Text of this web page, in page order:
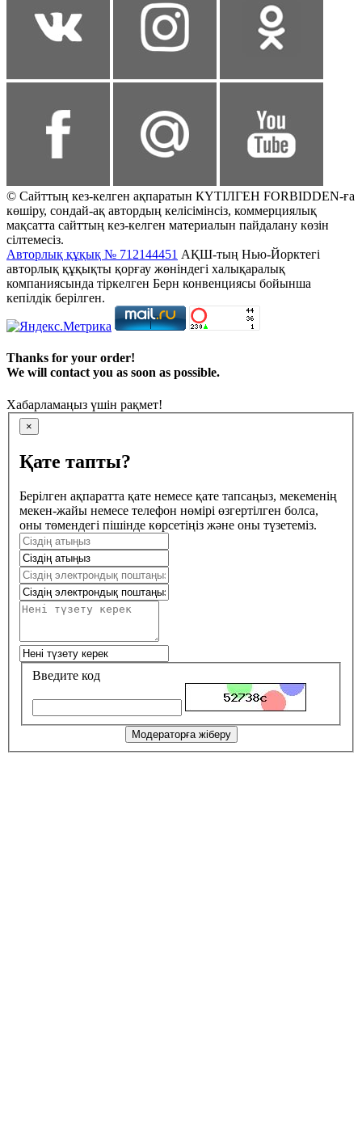
© Сайттың кез-келген ақпаратын КҮТІЛГЕН FORBIDDEN-ға
көшіру, сондай-ақ автордың келісімінсіз, коммерциялық
мақсатта сайттың кез-келген материалын пайдалану көзін
сілтемесіз.
Авторлық құқық № 712144451 АҚШ-тың Нью-Йорктегі
авторлық құқықты қорғау жөніндегі халықаралық
компаниясында тіркелген Берн конвенциясы бойынша
кепілдік берілген.
Thanks for your order!
We will contact you as soon as possible.
Хабарламаңыз үшін рақмет!
×
Қате тапты?
Берілген ақпаратта қате немесе қате тапсаңыз, мекеменің
мекен-жайы немесе телефон нөмірі өзгертілген болса,
оны төмендегі пішінде көрсетіңіз және оны түзетеміз.
Введите код
Модераторға жіберу